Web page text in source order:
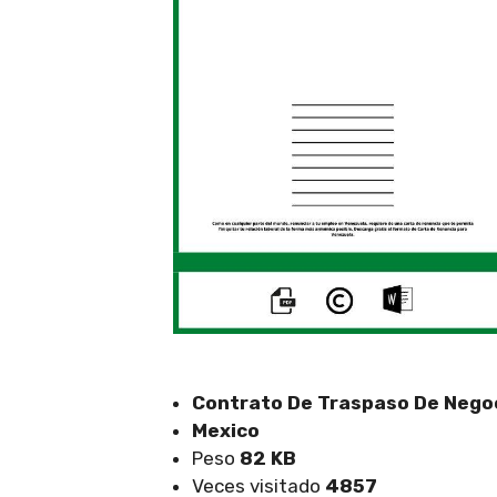
Contrato De Traspaso De
Mexico
Peso 82 KB
Veces visitado 4857